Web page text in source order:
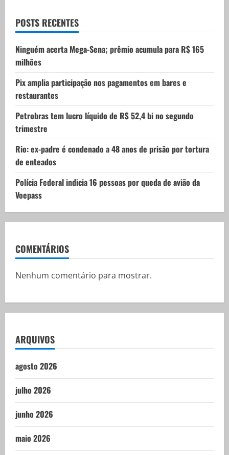
t
i
o
n
POSTS RECENTES
Ninguém acerta Mega-Sena; prêmio acumula para R$ 165
milhões
Pix amplia participação nos pagamentos em bares e
restaurantes
Petrobras tem lucro líquido de R$ 52,4 bi no segundo
trimestre
Rio: ex-padre é condenado a 48 anos de prisão por tortura
de enteados
Polícia Federal indicia 16 pessoas por queda de avião da
Voepass
COMENTÁRIOS
Nenhum comentário para mostrar.
ARQUIVOS
agosto 2026
julho 2026
junho 2026
maio 2026